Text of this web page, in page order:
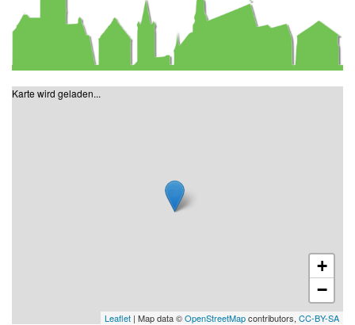
Karte wird geladen...
+
−
Leaflet | Map data ©OpenStreetMapcontributors, CC-BY-SA